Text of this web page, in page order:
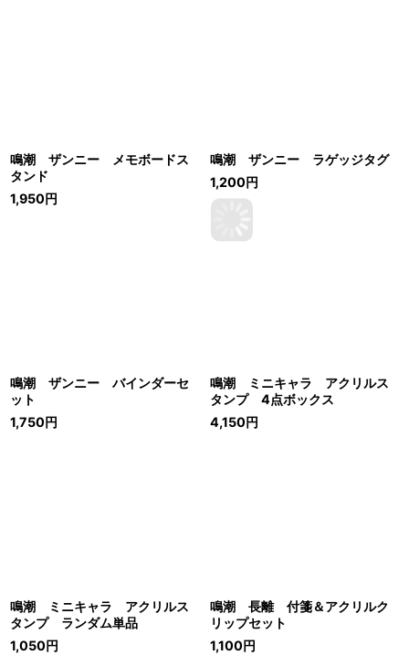
鳴潮 ザンニー メモボードス
タンド
1,950円
鳴潮 ザンニー ラゲッジタグ
1,200円
鳴潮 ザンニー バインダーセ
ット
1,750円
鳴潮 ミニキャラ アクリルス
タンプ 4点ボックス
4,150円
鳴潮 ミニキャラ アクリルス
タンプ ランダム単品
1,050円
鳴潮 長離 付箋＆アクリルク
リップセット
1,100円